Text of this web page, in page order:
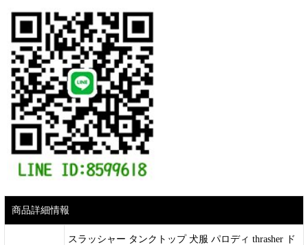
商品詳細情報
スラッシャー タンクトップ 犬服 パロディ thrasher ド